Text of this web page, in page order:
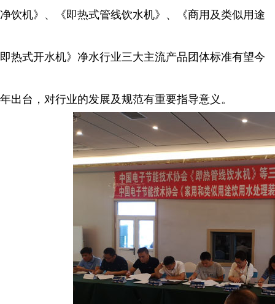
净饮机》、《即热式管线饮水机》、《商用及类似用途
即热式开水机》净水行业三大主流产品团体标准有望今
年出台，对行业的发展及规范有重要指导意义。